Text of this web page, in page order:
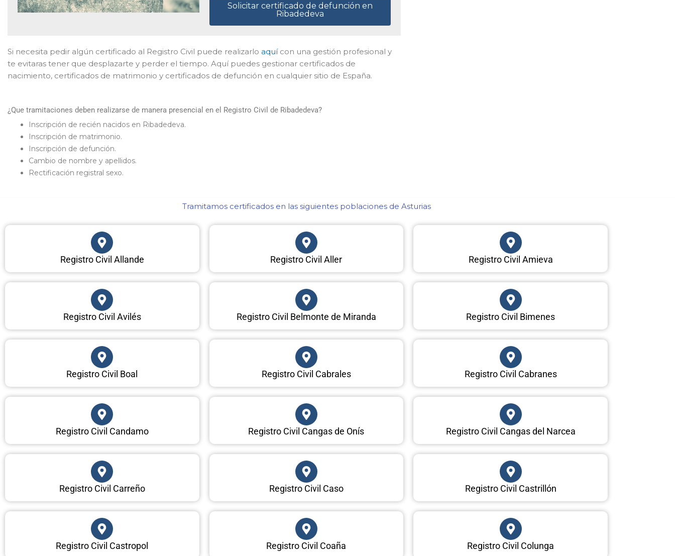
Solicitar certificado de defunción en
Ribadedeva
Si necesita pedir algún certificado al Registro Civil puede realizarlo aquícon una gestión profesional y
te evitaras tener que desplazarte y perder el tiempo. Aquí puedes gestionar certificados de
nacimiento, certificados de matrimonio y certificados de defunción en cualquier sitio de España.
¿Que tramitaciones deben realizarse de manera presencial en el Registro Civil de Ribadedeva?
Inscripción de recién nacidos en Ribadedeva.
Inscripción de matrimonio.
Inscripción de defunción.
Cambio de nombre y apellidos.
Rectificación registral sexo.
Tramitamos certificados en las siguientes poblaciones de Asturias​
Registro Civil Allande Registro Civil Aller Registro Civil Amieva
Registro Civil Avilés Registro Civil Belmonte de Miranda Registro Civil Bimenes
Registro Civil Boal Registro Civil Cabrales Registro Civil Cabranes
Registro Civil Candamo Registro Civil Cangas de Onís Registro Civil Cangas del Narcea
Registro Civil Carreño Registro Civil Caso Registro Civil Castrillón
Registro Civil Castropol Registro Civil Coaña Registro Civil Colunga